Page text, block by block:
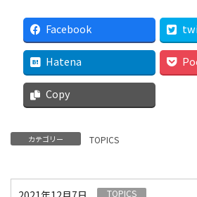
Facebook
Hatena
Copy
カテゴリー TOPICS
TOPICS